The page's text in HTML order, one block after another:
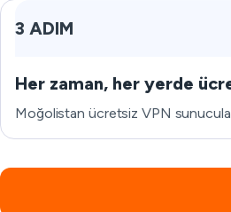
3 ADIM
Her zaman, her yerde
Moğolistan ücretsiz VPN